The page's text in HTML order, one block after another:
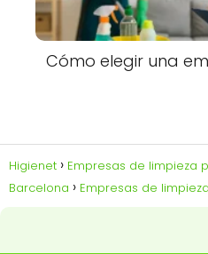
Cómo elegir una
Higienet
Empresas de limpieza
Barcelona
Empresas de